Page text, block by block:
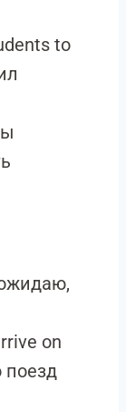
to
on
поезд